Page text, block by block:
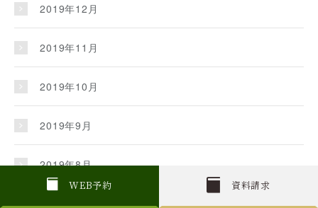
W EB予約 資料請求
2019年12月
2019年11月
2019年10月
2019年9月
2019年8月
2019年7月